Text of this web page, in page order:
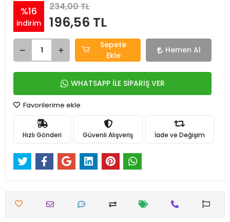
%16
indirim
234,00 TL
196,56 TL
Sepete
Ekle
Hemen Al
WHATSAPP İLE SİPARİŞ VER
Favorilerime ekle
Hızlı Gönderi Güvenli Alışveriş İade ve Değişim